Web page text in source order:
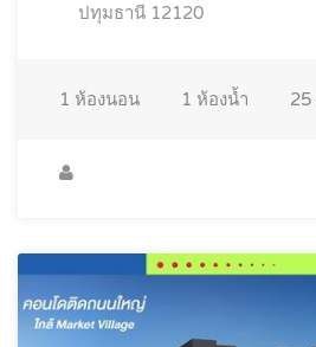
ปทุมธานี 12120
1 ห้องนอน 1 ห้องน้ำ 25